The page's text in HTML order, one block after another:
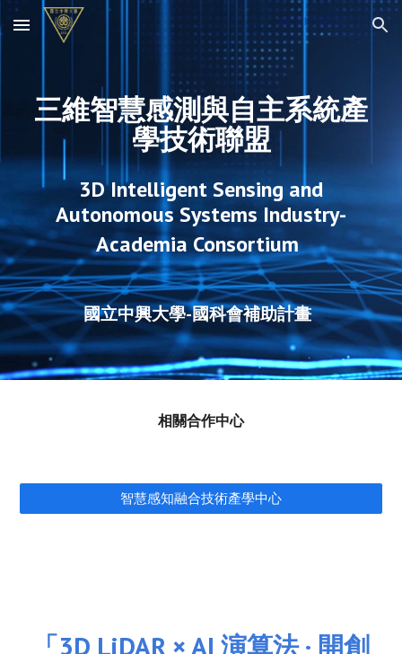
Skip to main content Skip to navigation
三維智慧感測與自主系統產
學技術聯盟
3D Intelligent Sensing and
Autonomous Systems Industry-
Academia Consortium
國立中興大學-國科會補助計畫
相關合作中心
智慧感知融合技術產學中心
「3D LiDAR × AI 演算法 · 開創